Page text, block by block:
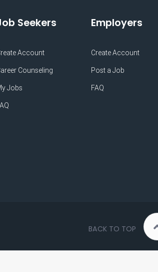
Seekers
Account
Counseling
Jobs
Employers
Create Account
Post a Job
FAQ
BACK TO TOP